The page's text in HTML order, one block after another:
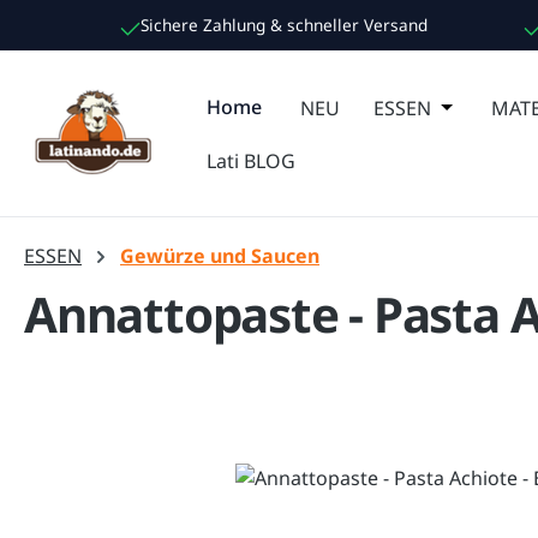
Hauptinhalt springen
Zur Suche springen
Zur Hauptnavigation springen
Sichere Zahlung & schneller Versand
Home NEU ESSEN Öffne
Lati BLOG
ESSEN Gewürze und Saucen
Annattopaste - Pasta